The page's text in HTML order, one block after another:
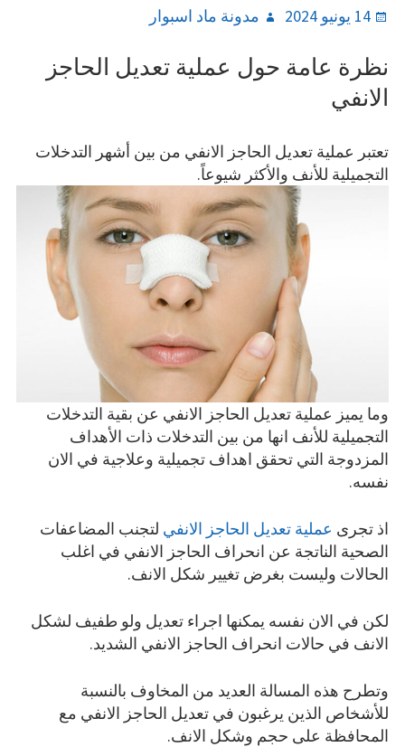
Posted
14 يونيو 2024 Author
مدونة ماد اسبوار
نظرة عامة حول عملية تعديل الحاجز
الانفي
تعتبر عملية تعديل الحاجز الانفي من بين أشهر التدخلات
التجميلية للأنف والأكثر شيوعاً.
وما يميز عملية تعديل الحاجز الانفي عن بقية التدخلات
التجميلية للأنف انها من بين التدخلات ذات الأهداف
المزدوجة التي تحقق اهداف تجميلية وعلاجية في الان
نفسه.
اذ تجرى عملية تعديل الحاجز الانفي لتجنب المضاعفات
الصحية الناتجة عن انحراف الحاجز الانفي في اغلب
الحالات وليست بغرض تغيير شكل الانف.
لكن في الان نفسه يمكنها اجراء تعديل ولو طفيف لشكل
الانف في حالات انحراف الحاجز الانفي الشديد.
وتطرح هذه المسالة العديد من المخاوف بالنسبة
للأشخاص الذين يرغبون في تعديل الحاجز الانفي مع
المحافظة على حجم وشكل الانف.